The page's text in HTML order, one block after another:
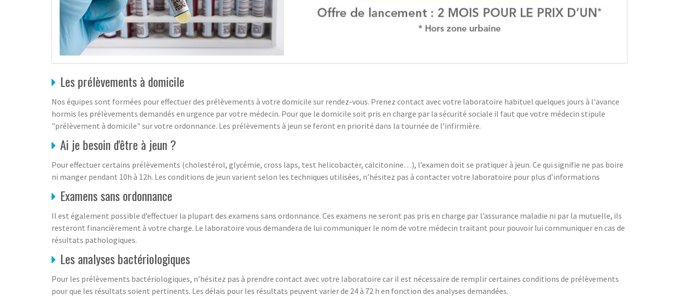
Les prélèvements à domicile
Nos équipes sont formées pour effectuer des prélèvements à votre domicile sur rendez-vous. Prenez contact avec votre laboratoire habituel quelques jours à l'avance
hormis les prélèvements demandés en urgence par votre médecin. Pour que le domicile soit pris en charge par la sécurité sociale il faut que votre médecin stipule
"prélèvement à domicile" sur votre ordonnance. Les prélèvements à jeun se feront en priorité dans la tournée de l'infirmière.
Ai je besoin d'être à jeun ?
Pour effectuer certains prélèvements (cholestérol, glycémie, cross laps, test helicobacter, calcitonine…), l’examen doit se pratiquer à jeun. Ce qui signifie ne pas boire
ni manger pendant 10h à 12h. Les conditions de jeun varient selon les techniques utilisées, n’hésitez pas à contacter votre laboratoire pour plus d’informations
Examens sans ordonnance
Il est également possible d’effectuer la plupart des examens sans ordonnance. Ces examens ne seront pas pris en charge par l’assurance maladie ni par la mutuelle, ils
resteront financièrement à votre charge. Le laboratoire vous demandera de lui communiquer le nom de votre médecin traitant pour pouvoir lui communiquer en cas de
résultats pathologiques.
Les analyses bactériologiques
Pour les prélèvements bactériologiques, n’hésitez pas à prendre contact avec votre laboratoire car il est nécessaire de remplir certaines conditions de prélèvements
pour que les résultats soient pertinents. Les délais pour les résultats peuvent varier de 24 à 72 h en fonction des analyses demandées.